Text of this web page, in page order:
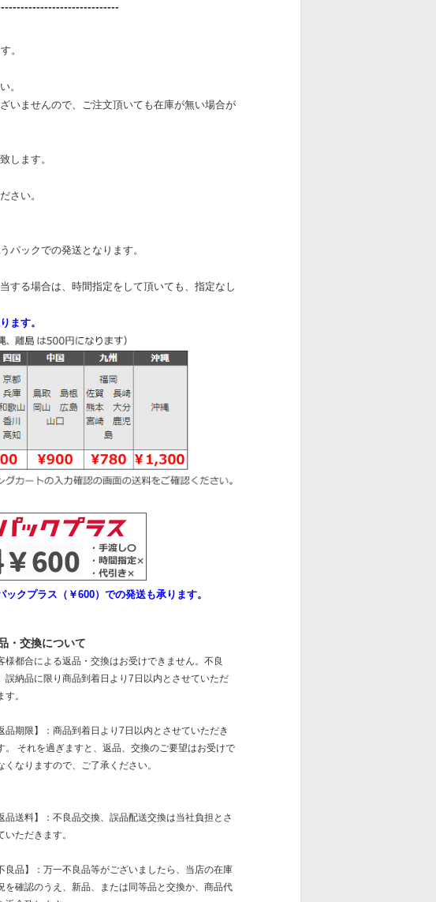
。
。
いませんので、ご注文頂いても在庫が無い場合が
します。
さい。
パックでの発送となります。
する場合は、時間指定をして頂いても、指定なし
ます。
クプラス（￥600）での発送も承ります。
・交換について
様都合による返品・交換はお受けできません。不良
誤納品に限り商品到着日より7日以内とさせていただ
す。
品期限】：商品到着日より7日以内とさせていただき
。 それを過ぎますと、返品、交換のご要望はお受けで
くなりますので、ご了承ください。
品送料】：不良品交換、誤品配送交換は当社負担とさ
いただきます。
良品】：万一不良品等がございましたら、当店の在庫
を確認のうえ、新品、または同等品と交換か、商品代